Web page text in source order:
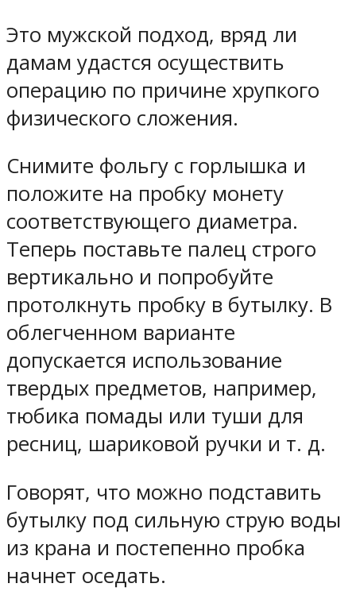
Это мужской подход, вряд ли
дамам удастся осуществить
операцию по причине хрупкого
физического сложения.
Снимите фольгу с горлышка и
положите на пробку монету
соответствующего диаметра.
Теперь поставьте палец строго
вертикально и попробуйте
протолкнуть пробку в бутылку. В
облегченном варианте
допускается использование
твердых предметов, например,
тюбика помады или туши для
ресниц, шариковой ручки и т. д.
Говорят, что можно подставить
бутылку под сильную струю воды
из крана и постепенно пробка
начнет оседать.